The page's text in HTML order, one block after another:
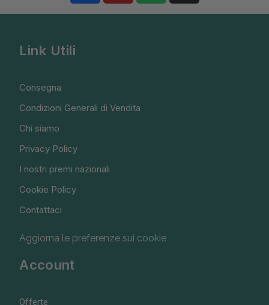
Link Utili
Consegna
Condizioni Generali di Vendita
Chi siamo
Privacy Policy
I nostri premi nazionali
Cookie Policy
Contattaci
Aggiorna le preferenze sui cookie
Account
Offerte